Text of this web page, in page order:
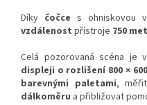
Díky čočce s ohniskovou
vzdálenost přístroje 750
Celá pozorovaná scéna je
displeji o rozlišení 800 ×
barevnými paletami,
dálkoměru a přibližovat